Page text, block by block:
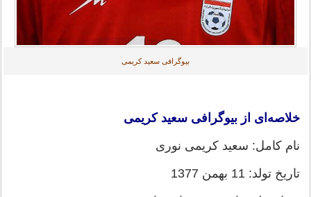
بیوگرافی سعید کریمی
خلاصه‌ای از بیوگرافی سعید کریمی
نام کامل: سعید کریمی نوری
تاریخ تولد: 11 بهمن 1377